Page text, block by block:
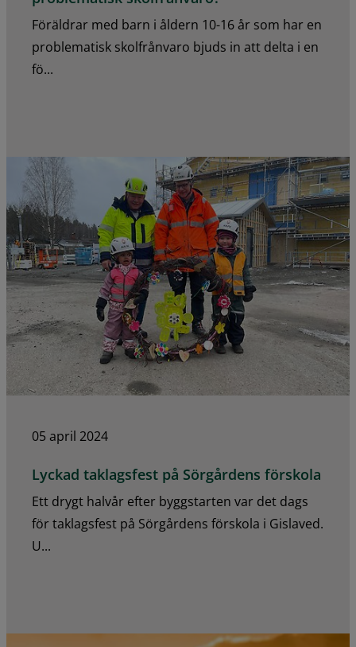
Föräldrar med barn i åldern 10-16 år som har en
problematisk skolfrånvaro bjuds in att delta i en
fö...
05 april 2024
Lyckad taklagsfest på Sörgårdens förskola
Ett drygt halvår efter byggstarten var det dags
för taklagsfest på Sörgårdens förskola i Gislaved.
U...